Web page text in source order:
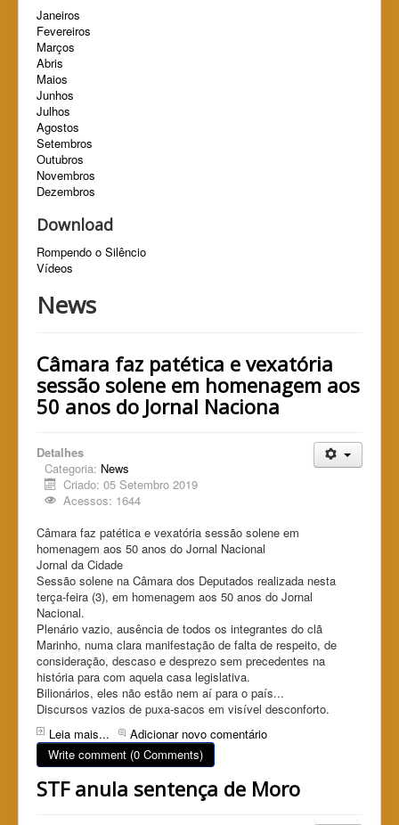
Janeiros
Fevereiros
Marços
Abris
Maios
Junhos
Julhos
Agostos
Setembros
Outubros
Novembros
Dezembros
Download
Rompendo o Silêncio
Vídeos
News
Câmara faz patética e vexatória
sessão solene em homenagem aos
50 anos do Jornal Naciona
Detalhes
Categoria: News
Criado: 05 Setembro 2019
Acessos: 1644
Câmara faz patética e vexatória sessão solene em
homenagem aos 50 anos do Jornal Nacional
Jornal da Cidade
Sessão solene na Câmara dos Deputados realizada nesta
terça-feira (3), em homenagem aos 50 anos do Jornal
Nacional.
Plenário vazio, ausência de todos os integrantes do clã
Marinho, numa clara manifestação de falta de respeito, de
consideração, descaso e desprezo sem precedentes na
história para com aquela casa legislativa.
Bilionários, eles não estão nem aí para o país...
Discursos vazios de puxa-sacos em visível desconforto.
Leia mais...
Adicionar novo comentário
Write comment (0 Comments)
STF anula sentença de Moro